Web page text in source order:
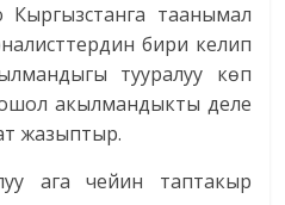
таанымал
бири келип
тууралуу көп
акылмандыкты деле
жазыптыр.
ага чейин таптакыр